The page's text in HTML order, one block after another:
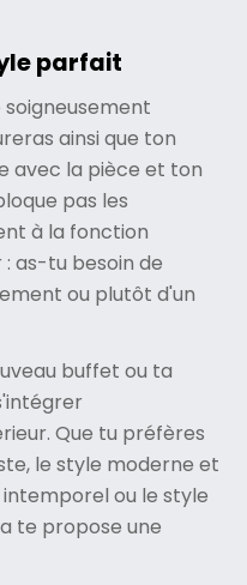
parfait
ainsi que ton
avec la pièce et ton
pas les
à la fonction
as-tu besoin de
ou plutôt d'un
buffet ou ta
Que tu préfères
le style moderne et
ou le style
te propose une